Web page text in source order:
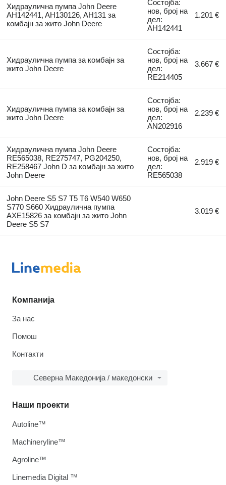
Хидраулична пумпа John Deere
AH142441, AH130126, AH131 за
комбајн за жито John Deere
Состојба:
нов, број на
дел:
AH142441
1.201 €
Хидраулична пумпа за комбајн за
жито John Deere
Состојба:
нов, број на
дел:
RE214405
3.667 €
Хидраулична пумпа за комбајн за
жито John Deere
Состојба:
нов, број на
дел:
AN202916
2.239 €
Хидраулична пумпа John Deere
RE565038, RE275747, PG204250,
RE258467 John D за комбајн за жито
John Deere
Состојба:
нов, број на
дел:
RE565038
2.919 €
John Deere S5 S7 T5 T6 W540 W650
S770 S660 Хидраулична пумпа
AXE15826 за комбајн за жито John
Deere S5 S7
3.019 €
Компанија
За нас
Помош
Контакти
Северна Македонија / македонски
Наши проекти
Autoline™
Machineryline™
Agroline™
Linemedia Digital ™